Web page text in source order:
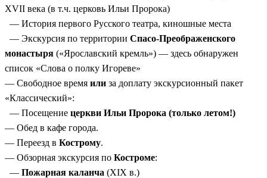
XVII века (в т.ч. церковь Ильи Пророка)
— История первого Русского театра, киношные места
— Экскурсия по территории Спасо-Преображенского
монастыря («Ярославский кремль») — здесь обнаружен
список «Слова о полку Игореве»
— Свободное время или за доплату экскурсионный пакет
«Классический»:
— Посещение церкви Ильи Пророка (только летом!)
— Обед в кафе города.
— Переезд в Кострому.
— Обзорная экскурсия по Костроме:
— Пожарная каланча (XIX в.)